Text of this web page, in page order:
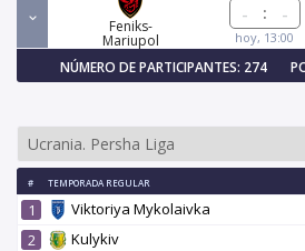
Feniks-
Mariupol
:
hoy, 13:00
NÚMERO DE PARTICIPANTES: 274
# TEMPORADA REGULAR
1 Viktoriya Mykolaivka
2
Kulykiv